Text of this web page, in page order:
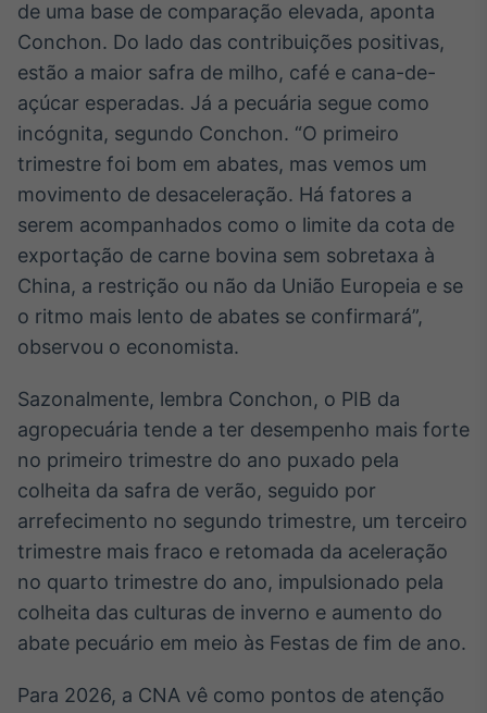
Tokenização
de ativos
Em breve
Crédito
Em breve
de uma base de comparação elevada, aponta
Conchon. Do lado das contribuições positivas,
estão a maior safra de milho, café e cana-de-
açúcar esperadas. Já a pecuária segue como
incógnita, segundo Conchon. “O primeiro
trimestre foi bom em abates, mas vemos um
movimento de desaceleração. Há fatores a
serem acompanhados como o limite da cota de
exportação de carne bovina sem sobretaxa à
China, a restrição ou não da União Europeia e se
o ritmo mais lento de abates se confirmará”,
observou o economista.
Sazonalmente, lembra Conchon, o PIB da
agropecuária tende a ter desempenho mais forte
no primeiro trimestre do ano puxado pela
colheita da safra de verão, seguido por
arrefecimento no segundo trimestre, um terceiro
trimestre mais fraco e retomada da aceleração
no quarto trimestre do ano, impulsionado pela
colheita das culturas de inverno e aumento do
abate pecuário em meio às Festas de fim de ano.
Para 2026, a CNA vê como pontos de atenção